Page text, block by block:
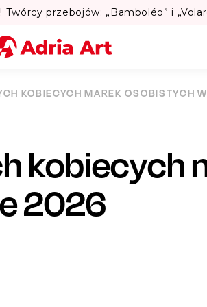
Miasto
Szukaj
KOBIECYCH MAREK OSOBISTYCH
kobiecych
2026